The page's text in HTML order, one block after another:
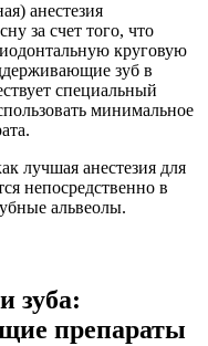
анестезия
за счет того, что
круговую
зуб в
специальный
минимальное
лучшая анестезия для
непосредственно в
альвеолы.
зуба:
препараты